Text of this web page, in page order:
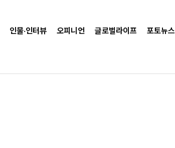
인물·인터뷰 오피니언 글로벌라이프 포토뉴스